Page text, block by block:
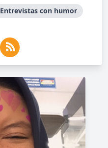
Entrevistas con humor